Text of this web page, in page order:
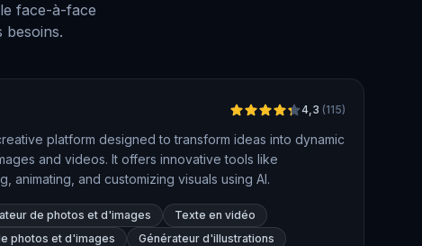
face-à-face
4,3 (115)
platform designed to transform ideas into dynamic
and videos. It offers innovative tools like
animating, and customizing visuals using AI.
de photos et d'images
Texte en vidéo
photos et d'images
Générateur d'illustrations